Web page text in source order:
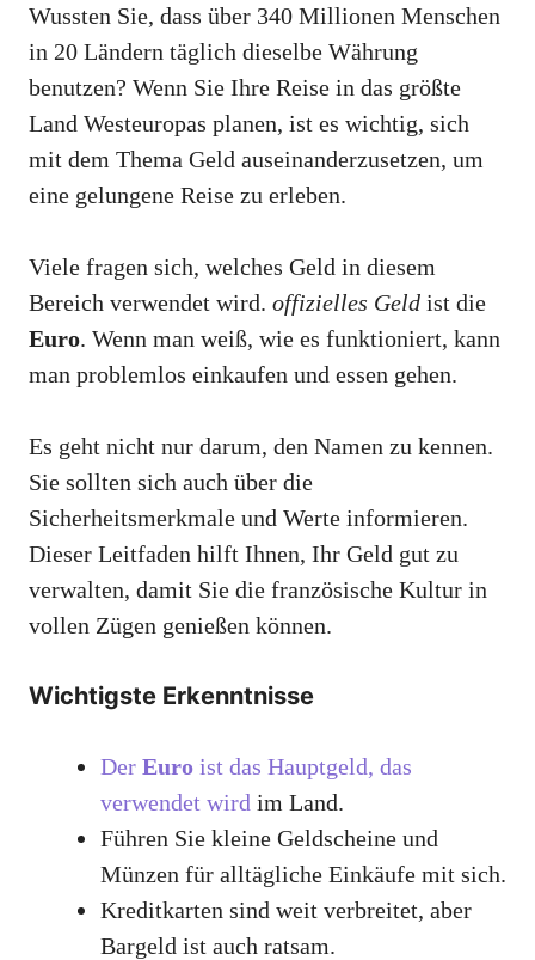
Wussten Sie, dass über 340 Millionen Menschen
in 20 Ländern täglich dieselbe Währung
benutzen? Wenn Sie Ihre Reise in das größte
Land Westeuropas planen, ist es wichtig, sich
mit dem Thema Geld auseinanderzusetzen, um
eine gelungene Reise zu erleben.
Viele fragen sich, welches Geld in diesem
Bereich verwendet wird. offizielles Geld ist die
Euro. Wenn man weiß, wie es funktioniert, kann
man problemlos einkaufen und essen gehen.
Es geht nicht nur darum, den Namen zu kennen.
Sie sollten sich auch über die
Sicherheitsmerkmale und Werte informieren.
Dieser Leitfaden hilft Ihnen, Ihr Geld gut zu
verwalten, damit Sie die französische Kultur in
vollen Zügen genießen können.
Wichtigste Erkenntnisse
Der Euro ist das Hauptgeld, das
verwendet wird im Land.
Führen Sie kleine Geldscheine und
Münzen für alltägliche Einkäufe mit sich.
Kreditkarten sind weit verbreitet, aber
Bargeld ist auch ratsam.